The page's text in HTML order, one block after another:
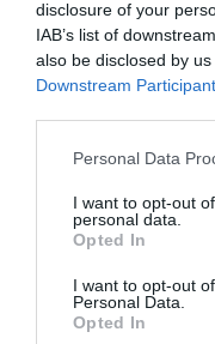
disclosure of your
IAB’s list of
also be disclosed by
Downstream
Personal Data
I want to opt-out
personal data.
Opted In
I want to opt-out
Personal Data.
Opted In
relevă că mașina
de cel puțin 200 km
Articolul anterior
a intrat cu
Următorul articol
Român de 54
copac și moare
scuterul la